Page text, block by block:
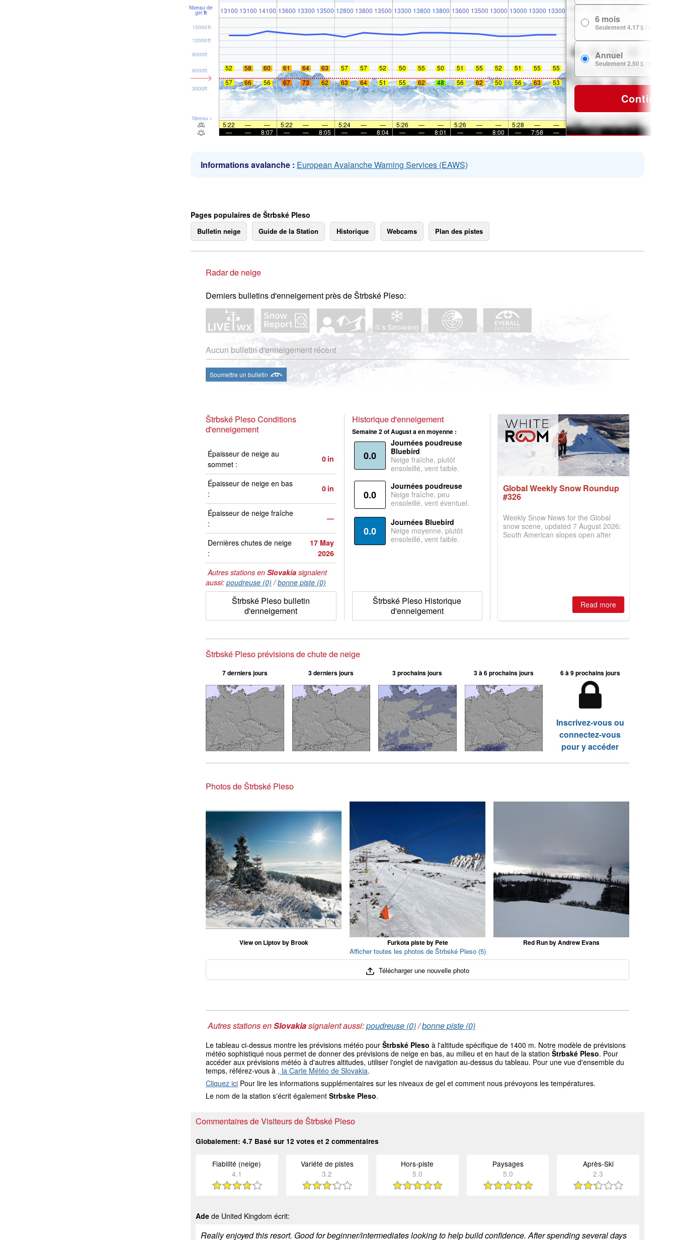
Niveau de
gel ft 13100 13100 14100 13600 13300 13500 12800 13800 13500 13300 13800 13800 13600 13500 13000 13000 13300 13300
Niveau de la mer
3000ft
6000ft
9000ft
12000ft
15000ft
52 58 60 61 64 63 57 57 52 50 55 50 51 55 52 51 55
55
57
66 56 67 73 62 63 64 51 55 62 48 56 62 50 56 63 53
5:22 — — 5:22 — — 5:24 — — 5:26 — — 5:26 — — 5:28 —
—
—
— 8:07 — — 8:05 — — 8:04 — — 8:01 — — 8:00 — 7:58 —
6 mois
Seulement 4.17 $ / mois
Annuel
Seulement 2.50 $ / mois
Continuer
Informations avalanche : European Avalanche Warning Services (EAWS)
Pages populaires de Štrbské Pleso
Bulletin neige Guide de la Station Historique Webcams Plan des pistes
Radar de neige
Derniers bulletins d'enneigement près de Štrbské Pleso:
Aucun bulletin d'enneigement récent
Soumettre un bulletin
Štrbské Pleso Conditions
d'enneigement
Épaisseur de neige au
sommet :
0 in
Épaisseur de neige en bas
:
0 in
Épaisseur de neige fraîche
:
—
Dernières chutes de neige
:
17 May
2026
Autres stations en Slovakia signalent
aussi: poudreuse (0) /bonne piste (0)
Štrbské Pleso bulletin
d'enneigement
Historique d'enneigement
Semaine 2 of August a en moyenne :
0.0
Journées poudreuse
Bluebird
Neige fraîche, plutôt
ensoleillé, vent faible.
0.0
Journées poudreuse
Neige fraîche, peu
ensoleillé, vent éventuel.
0.0
Journées Bluebird
Neige moyenne, plutôt
ensoleillé, vent faible.
Štrbské Pleso Historique
d'enneigement
Global Weekly Snow Roundup
#326
Weekly Snow News for the Global
snow scene, updated 7 August 2026:
South American slopes open after
Read more
Štrbské Pleso prévisions de chute de neige
7 derniers jours 3 derniers jours 3 prochains jours 3 à 6 prochains jours 6 à 9 prochains jours
Inscrivez-vous ou
connectez-vous
pour y accéder
Photos de Štrbské Pleso
View on Liptov by Brook Furkota piste by Pete Red Run by Andrew Evans
Afficher toutes les photos de Štrbské Pleso (5)
Télécharger une nouvelle photo
Autres stations enSlovakiasignalent aussi:poudreuse (0)/bonne piste (0)
Le tableau ci-dessus montre les prévisions météo pour Štrbské Pleso à l'altitude spécifique de 1400 m. Notre modèle de prévisions
météo sophistiqué nous permet de donner des prévisions de neige en bas, au milieu et en haut de la station Štrbské Pleso. Pour
accéder aux prévisions météo à d'autres altitudes, utiliser l'onglet de navigation au-dessus du tableau. Pour une vue d'ensemble du
temps, référez-vous à , la Carte Météo de Slovakia.
Cliquez ici Pour lire les informations supplémentaires sur les niveaux de gel et comment nous prévoyons les températures.
Le nom de la station s'écrit également Strbske Pleso.
Commentaires de Visiteurs de Štrbské Pleso
Globalement: 4.7 Basé sur 12 votes et 2 commentaires
Fiabilité (neige)
4.1
Variété de pistes
3.2
Hors-piste
5.0
Paysages
5.0
Après-Ski
2.3
Ade de United Kingdom écrit:
Really enjoyed this resort. Good for beginner/intermediates looking to help build confidence. After spending several days